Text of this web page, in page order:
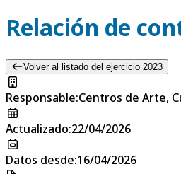
Relación de
Volver al listado del ejercicio 2023
Responsable:Centros de Arte,
Actualizado:22/04/2026
Datos desde:16/04/2026